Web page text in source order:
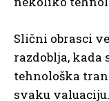
Slični obrasci
razdoblja,
tehnološka
svaku valuaciju.